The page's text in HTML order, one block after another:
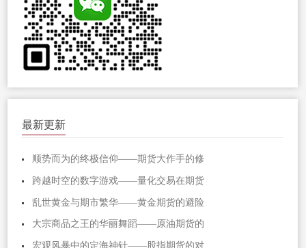
最新更新
顺势而为的终极信仰——期货大作手的修
跨越时空的数字游戏——量化交易在期货
乱世黄金与期市繁华——黄金期货的避险
大宗商品之王的华丽舞蹈——原油期货的
宏观风暴中的定海神针——股指期货的对